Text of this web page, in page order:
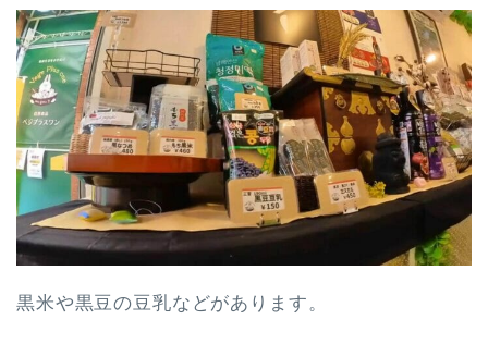
黒米や黒豆の豆乳などがあります。